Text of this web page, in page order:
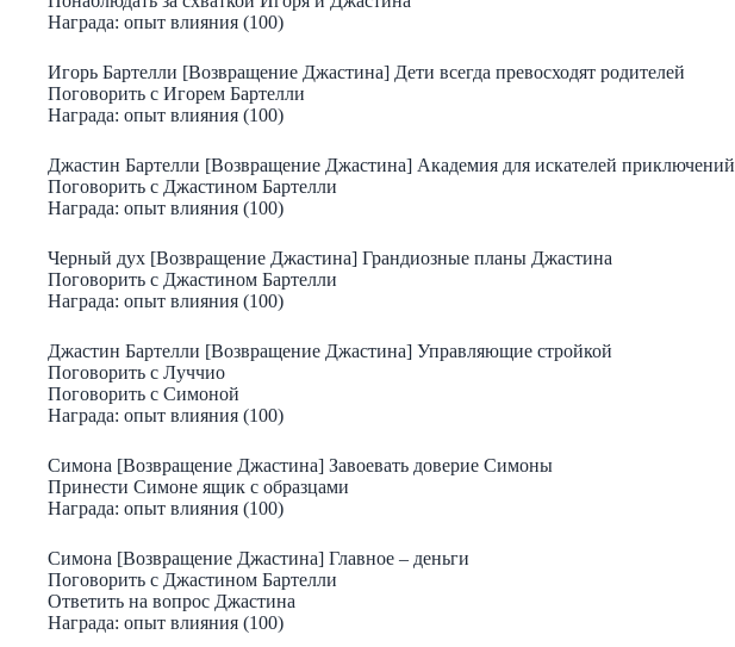
Награда: опыт влияния (100)
Игорь Бартелли [Возвращение Джастина] Дети всегда превосходят родителей
Поговорить с Игорем Бартелли
Награда: опыт влияния (100)
Джастин Бартелли [Возвращение Джастина] Академия для искателей приключений
Поговорить с Джастином Бартелли
Награда: опыт влияния (100)
Черный дух [Возвращение Джастина] Грандиозные планы Джастина
Поговорить с Джастином Бартелли
Награда: опыт влияния (100)
Джастин Бартелли [Возвращение Джастина] Управляющие стройкой
Поговорить с Луччио
Поговорить с Симоной
Награда: опыт влияния (100)
Симона [Возвращение Джастина] Завоевать доверие Симоны
Принести Симоне ящик с образцами
Награда: опыт влияния (100)
Симона [Возвращение Джастина] Главное – деньги
Поговорить с Джастином Бартелли
Ответить на вопрос Джастина
Награда: опыт влияния (100)